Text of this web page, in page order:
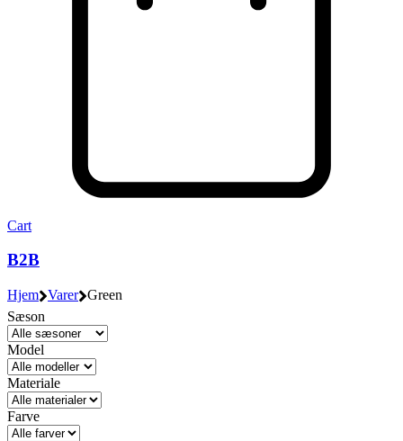
Cart
B2B
Hjem Varer Green
Sæson
Model
Materiale
Farve